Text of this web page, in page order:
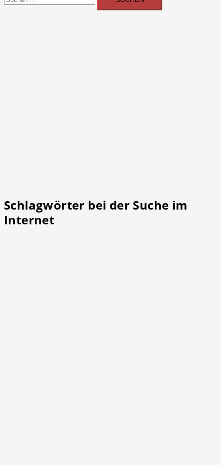
nach:
Schlagwörter bei der Suche im
Internet